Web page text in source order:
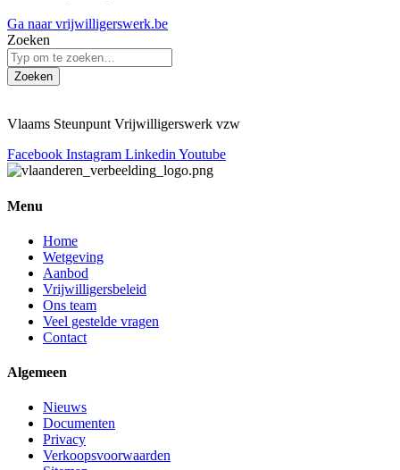
Ga naar vrijwilligerswerk.be
Zoeken
Zoeken
Vlaams Steunpunt Vrijwilligerswerk vzw
Facebook Instagram Linkedin Youtube
Menu
Home
Wetgeving
Aanbod
Vrijwilligersbeleid
Ons team
Veel gestelde vragen
Contact
Algemeen
Nieuws
Documenten
Privacy
Verkoopsvoorwaarden